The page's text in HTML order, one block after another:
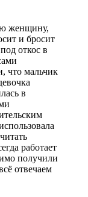
женщину,
и бросит
откос в
что мальчик
в
работает
получили
отвечаем